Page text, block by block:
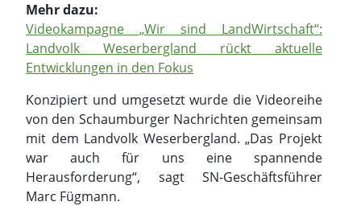
Mehr dazu:
Videokampagne „Wir sind LandWirtschaft“:
Landvolk Weserbergland rückt aktuelle
Entwicklungen in den Fokus
Konzipiert und umgesetzt wurde die Videoreihe
von den Schaumburger Nachrichten gemeinsam
mit dem Landvolk Weserbergland. „Das Projekt
war auch für uns eine spannende
Herausforderung“, sagt SN-Geschäftsführer
Marc Fügmann.